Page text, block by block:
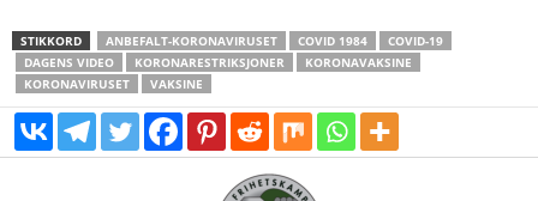
STIKKORD ANBEFALT-KORONAVIRUSET COVID 1984
COVID-19
DAGENS VIDEO
KORONARESTRIKSJONER
KORONAVAKSINE
KORONAVIRUSET
VAKSINE